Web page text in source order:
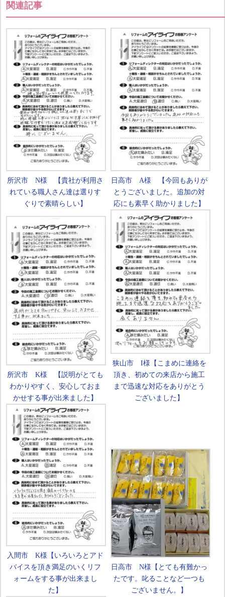
関連記事
所沢市 N様 【貴社が利用さ
れている職人さん達は選りす
ぐりで素晴らしい】
日高市 A様 【今回もありが
とうございました。追加の対
応にも素早く助かりました】
所沢市 K様 【説明がとても
わかりやすく、安心しておま
かせする事が出来ました】
狭山市 I様【こまめに連絡を
頂き、初めての来店から施工
まで迅速な対応をありがとう
ございました】
入間市 K様【いろいろとアド
バイスを頂き満足のいくリフ
ォームをする事が出来まし
た】
日高市 N様【とても有難かっ
たです。叱ることなど一つも
ございません。】